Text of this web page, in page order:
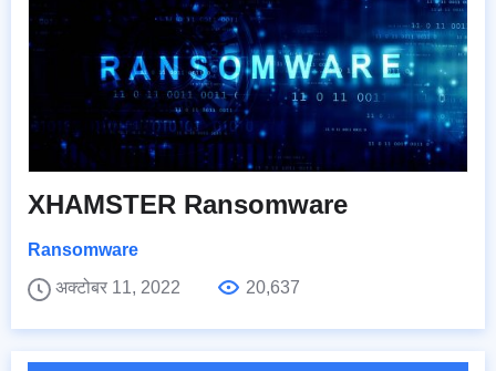
XHAMSTER Ransomware
Ransomware
अक्टोबर 11, 2022
20,637